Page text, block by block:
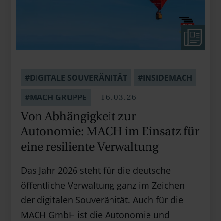
#DIGITALE SOUVERÄNITÄT
#INSIDEMACH
#MACH GRUPPE
16.03.26
Von Abhängigkeit zur
Autonomie: MACH im Einsatz für
eine resiliente Verwaltung
Das Jahr 2026 steht für die deutsche
öffentliche Verwaltung ganz im Zeichen
der digitalen Souveränität. Auch für die
MACH GmbH ist die Autonomie und